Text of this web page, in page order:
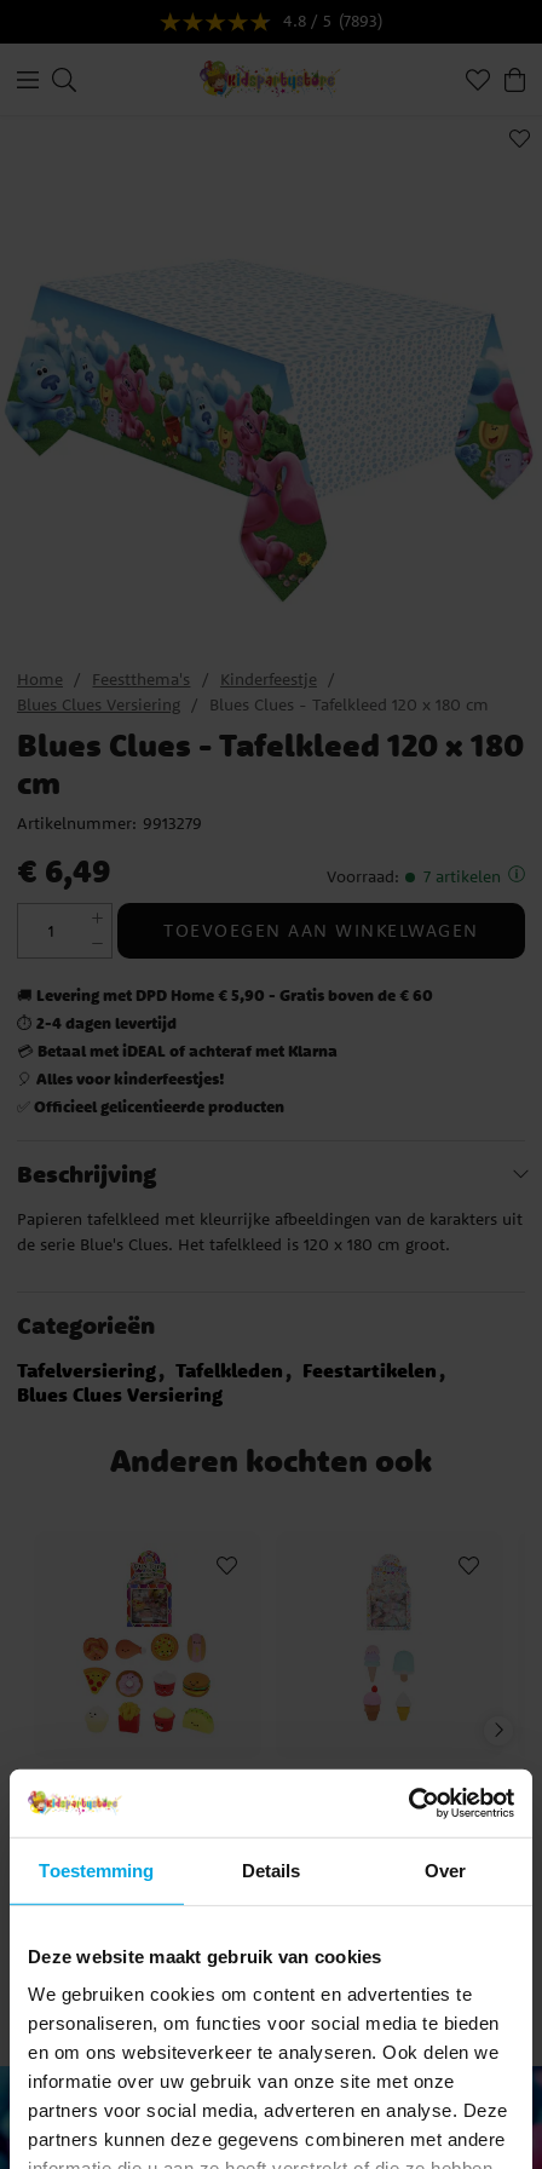
Toestemming Details Over
Deze website maakt gebruik van cookies
We gebruiken cookies om content en advertenties te
personaliseren, om functies voor social media te bieden
en om ons websiteverkeer te analyseren. Ook delen we
informatie over uw gebruik van onze site met onze
partners voor social media, adverteren en analyse. Deze
partners kunnen deze gegevens combineren met andere
4.8 / 5 (7893)
Home Feestthema's
Kinderfeestje
Blues Clues Versiering
Blues Clues - Tafelkleed 120 x 180 cm
Blues Clues - Tafelkleed 120 x 180
cm
Artikelnummer: 9913279
Prijs: € 6,49
€ 6,49 Voorraad: 7 artikelen
TOEVOEGEN AAN WINKELWAGEN
🚚 Levering met DPD Home € 5,90 - Gratis boven de € 60
⏱️ 2-4 dagen levertijd
💳 Betaal met iDEAL of achteraf met Klarna
🎈 Alles voor kinderfeestjes!
✅ Officieel gelicentieerde producten
Beschrijving
Papieren tafelkleed met kleurrijke afbeeldingen van de karakters uit
de serie Blue's Clues. Het tafelkleed is 120 x 180 cm groot.
Categorieën
Tafelversiering Tafelkleden
Feestartikelen
Blues Clues Versiering
Anderen kochten ook
TOEVOEGEN